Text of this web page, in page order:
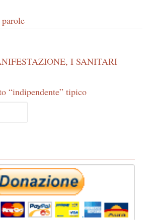
parole
I SANITARI
“indipendente” tipico